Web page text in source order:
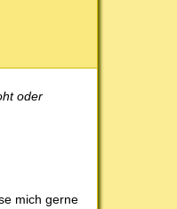
oder
mich gerne